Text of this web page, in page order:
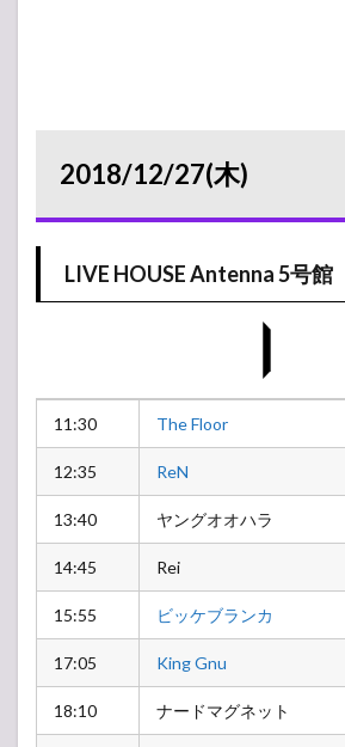
2018/12/27(木)
LIVE HOUSE Antenna 5号館
11:30 The Floor
12:35 ReN
13:40 ヤングオオハラ
14:45 Rei
15:55 ビッケブランカ
17:05 King Gnu
18:10 ナードマグネット